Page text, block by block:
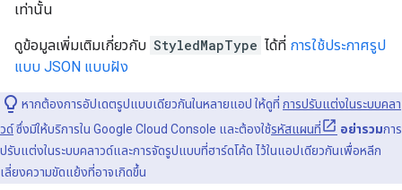
เท่านั้น
ดูข้อมูลเพิ่มเติมเกี่ยวกับ StyledMapType ได้ที่ การใช้ประกาศรูป
แบบ JSON แบบฝัง
หากต้องการอัปเดตรูปแบบเดียวกันในหลายแอป ให้ดูที่ การปรับแต่งในระบบคลา
วด์ซึ่งมีให้บริการใน Google Cloud Console และต้องใช้รหัสแผนที่ อย่ารวมการ
ปรับแต่งในระบบคลาวด์และการจัดรูปแบบที่ฮาร์ดโค้ด ไว้ในแอปเดียวกันเพื่อหลีก
เลี่ยงความขัดแย้งที่อาจเกิดขึ้น